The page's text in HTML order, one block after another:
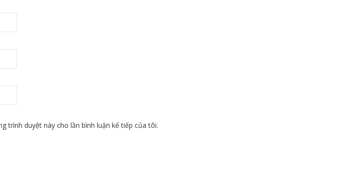
trình duyệt này cho lần bình luận kế tiếp của tôi.